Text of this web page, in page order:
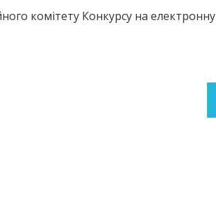
комітету Конкурсу на електронну